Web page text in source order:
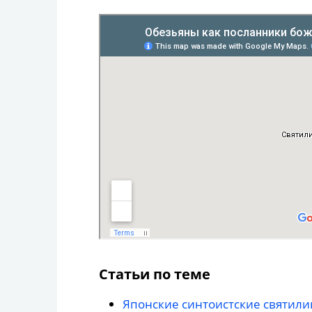
Статьи по теме
Японские синтоистские